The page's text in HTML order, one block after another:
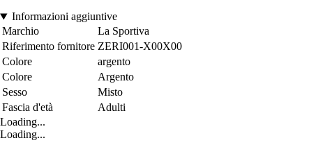
Informazioni aggiuntive
Marchio
La Sportiva
Riferimento fornitore ZERI001-X00X00
Colore
argento
Colore
Argento
Sesso
Misto
Fascia d'età
Adulti
Loading...
Loading...